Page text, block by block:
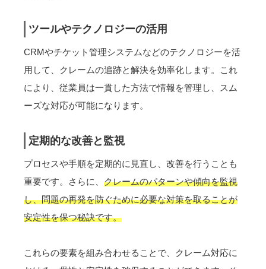
ツールやテクノロジーの活用
CRMやチケット管理システムなどのテクノロジーを活
用して、クレームの追跡と解決を効率化します。これ
により、従業員は一貫した方法で情報を管理し、スム
ーズな対応が可能になります。
定期的な改善と監視
プロセスや手順を定期的に見直し、改善を行うことも
重要です。さらに、 クレームのパターンや傾向を監視
し、問題の再発を防ぐために必要な対策を取ることが
安定性を保つ秘訣です。
これらの要素を組み合わせることで、クレーム対応に